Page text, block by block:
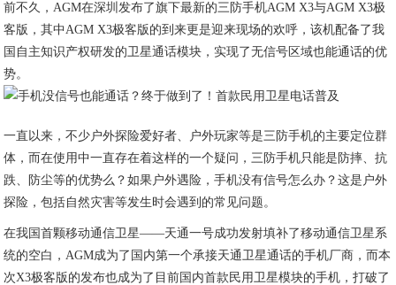
前不久，AGM在深圳发布了旗下最新的三防手机AGM X3与AGM X3极
客版，其中AGM X3极客版的到来更是迎来现场的欢呼，该机配备了我
国自主知识产权研发的卫星通话模块，实现了无信号区域也能通话的优
势。
一直以来，不少户外探险爱好者、户外玩家等是三防手机的主要定位群
体，而在使用中一直存在着这样的一个疑问，三防手机只能是防摔、抗
跌、防尘等的优势么？如果户外遇险，手机没有信号怎么办？这是户外
探险，包括自然灾害等发生时会遇到的常见问题。
在我国首颗移动通信卫星——天通一号成功发射填补了移动通信卫星系
统的空白，AGM成为了国内第一个承接天通卫星通话的手机厂商，而本
次X3极客版的发布也成为了目前国内首款民用卫星模块的手机，打破了